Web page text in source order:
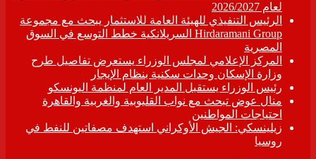
لعام 2026/2027
الرئيس التنفيذي للهيئة العامة للاستثمار يبحث مع مجموعة
Hirdaramani Group السريلانكية خطط التوسع في السوق
المصرية
المركز الإعلامي لمجلس الوزراء يستعرض تفاصيل طرح
وزارة الإسكان وحدات سكنية بنظام الإيجار
رئيس الوزراء يستقبل المدير العام لمنظمة اليونسكو
منال عوض تبحث مع نواب القليوبية والغربية والقاهرة
احتياجات المواطنين
زيلينسكي: الجيش الأوكراني استهدف مصفاتين للنفط في
روسيا